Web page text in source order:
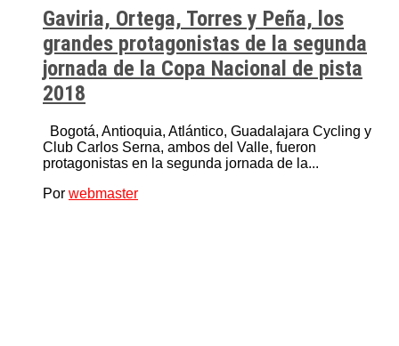
Gaviria, Ortega, Torres y Peña, los
grandes protagonistas de la segunda
jornada de la Copa Nacional de pista
2018
Bogotá, Antioquia, Atlántico, Guadalajara Cycling y
Club Carlos Serna, ambos del Valle, fueron
protagonistas en la segunda jornada de la...
Por webmaster